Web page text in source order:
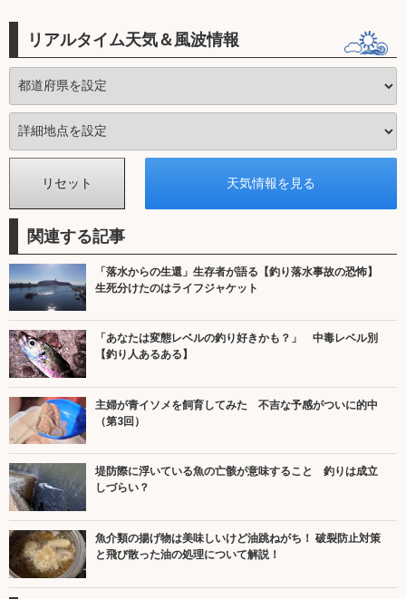
リアルタイム天気＆風波情報
関連する記事
「落水からの生還」生存者が語る【釣り落水事故の恐怖】
生死分けたのはライフジャケット
「あなたは変態レベルの釣り好きかも？」 中毒レベル別
【釣り人あるある】
主婦が青イソメを飼育してみた 不吉な予感がついに的中
（第3回）
堤防際に浮いている魚の亡骸が意味すること 釣りは成立
しづらい？
魚介類の揚げ物は美味しいけど油跳ねがち！ 破裂防止対策
と飛び散った油の処理について解説！